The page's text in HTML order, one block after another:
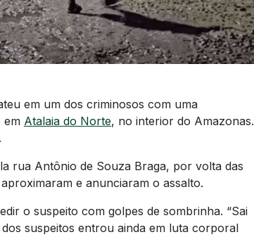
em um dos criminosos com uma
em Atalaia do Norte, no interior do Amazonas.
rua Antônio de Souza Braga, por volta das
e anunciaram o assalto.
o suspeito com golpes de sombrinha. “Sai
suspeitos entrou ainda em luta corporal